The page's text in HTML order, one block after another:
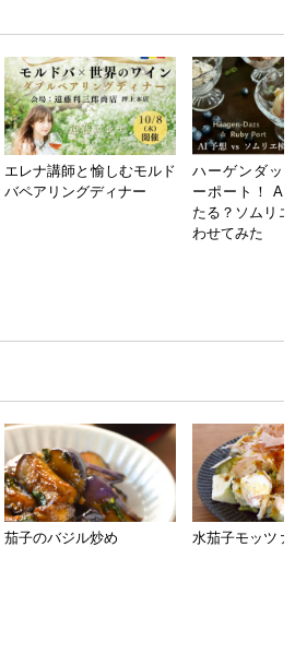
エレナ講師と愉しむモルド
バペアリングディナー
ハーゲンダッ
ーポート！ AI
たる？ソムリ
わせてみた
茄子のバジル炒め 水茄子モッツァ